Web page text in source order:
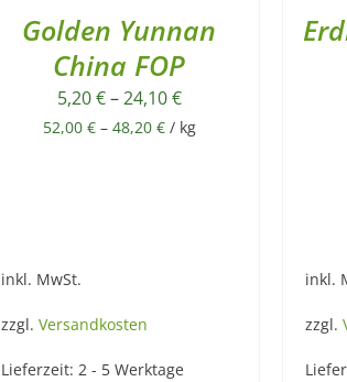
Golden Yunnan
China FOP
5,20€–24,10€
52,00 €– 48,20 €/ kg
inkl. MwSt.
zzgl. Versandkosten
Lieferzeit: 2 - 5 Werktage
inkl.
zzgl.